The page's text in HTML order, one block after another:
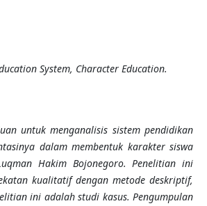
System, Character Education.
untuk menganalisis sistem pendidikan
dalam membentuk karakter siswa
Hakim Bojonegoro. Penelitian ini
kualitatif dengan metode deskriptif,
ini adalah studi kasus. Pengumpulan